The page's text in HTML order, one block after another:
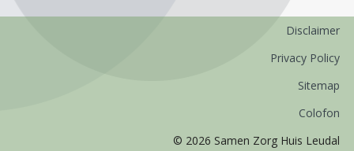
Disclaimer
Privacy Policy
Sitemap
Colofon
© 2026 Samen Zorg Huis Leudal